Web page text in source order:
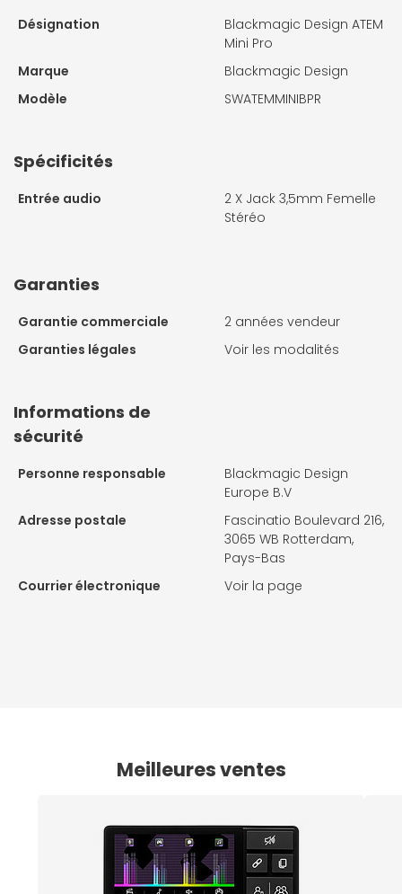
Désignation
Blackmagic Design ATEM
Mini Pro
Marque
Blackmagic Design
Modèle
SWATEMMINIBPR
Spécificités
Entrée audio 2 X Jack 3,5mm Femelle
Stéréo
Garanties
Garantie commerciale
2 années vendeur
Garanties légales
Voir les modalités
Informations de
sécurité
Personne responsable
Blackmagic Design
Europe B.V
Adresse postale
Fascinatio Boulevard 216,
3065 WB Rotterdam,
Pays-Bas
Courrier électronique
Voir la page
Meilleures ventes